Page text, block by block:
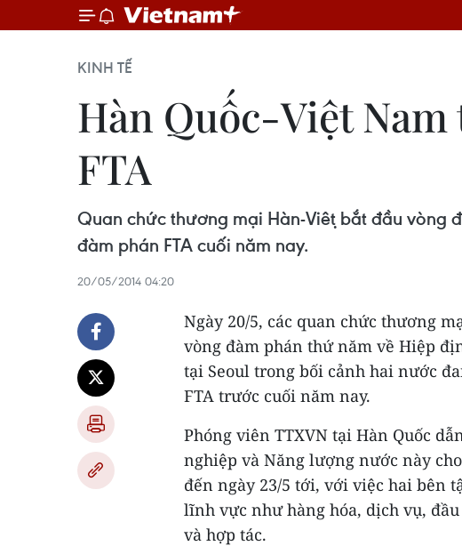
KINH TẾ
Hàn Quốc-Việt Nam
FTA
Quan chức thương mại Hàn-Việt bắt đầu vòng
đàm phán FTA cuối năm nay.
20/05/2014 04:20
Ngày 20/5, các quan chức thương
vòng đàm phán thứ năm về Hiệp
tại Seoul trong bối cảnh hai nước
FTA trước cuối năm nay.
Phóng viên TTXVN tại Hàn Quốc
nghiệp và Năng lượng nước này
đến ngày 23/5 tới, với việc hai bên
lĩnh vực như hàng hóa, dịch vụ,
và hợp tác.